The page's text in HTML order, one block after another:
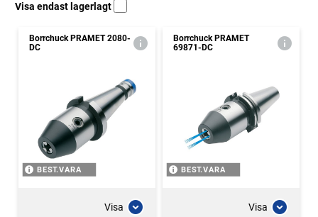
Visa endast lagerlagt
Borrchuck PRAMET 2080-
DC
BEST.VARA
Visa
Borrchuck PRAMET
69871-DC
BEST.VARA
Visa